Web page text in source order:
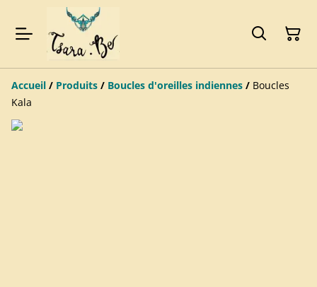
Accueil / Produits / Boucles d'oreilles indiennes / Boucles
Kala